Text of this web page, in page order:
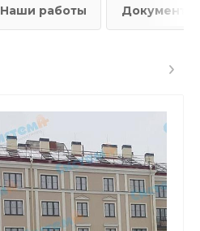
Наши работы Документы